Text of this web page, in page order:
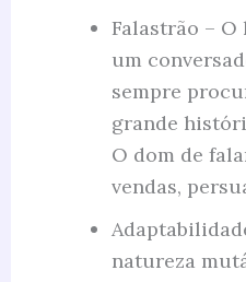
Falastrão – O
um
sempre
grande
O dom de
vendas,
natureza